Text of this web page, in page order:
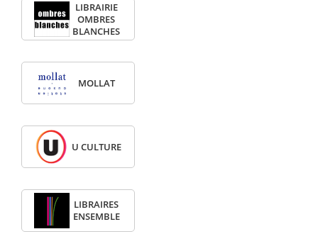
LIBRAIRIE
OMBRES
BLANCHES
MOLLAT
U CULTURE
LIBRAIRES
ENSEMBLE